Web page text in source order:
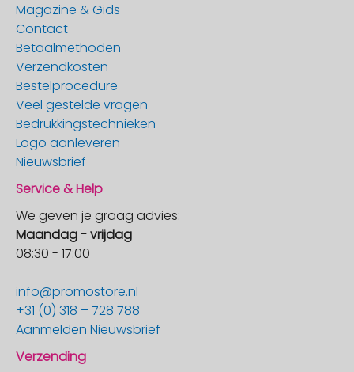
Magazine & Gids
Contact
Betaalmethoden
Verzendkosten
Bestelprocedure
Veel gestelde vragen
Bedrukkingstechnieken
Logo aanleveren
Nieuwsbrief
Service & Help
We geven je graag advies:
Maandag - vrijdag
08:30 - 17:00
info@promostore.nl
+31 (0) 318 – 728 788
Aanmelden Nieuwsbrief
Verzending